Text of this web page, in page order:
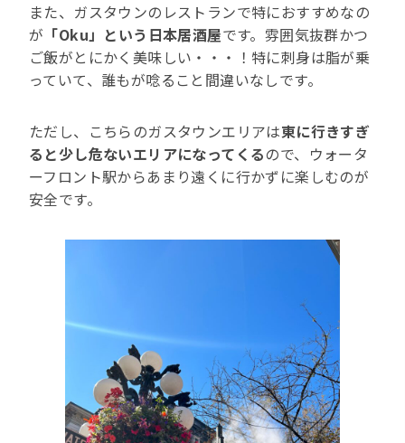
また、ガスタウンのレストランで特におすすめなの
が 「Oku」という日本居酒屋です。雰囲気抜群かつ
ご飯がとにかく美味しい・・・！特に刺身は脂が乗
っていて、誰もが唸ること間違いなしです。
ただし、こちらのガスタウンエリアは東に行きすぎ
ると少し危ないエリアになってくるので、ウォータ
ーフロント駅からあまり遠くに行かずに楽しむのが
安全です。